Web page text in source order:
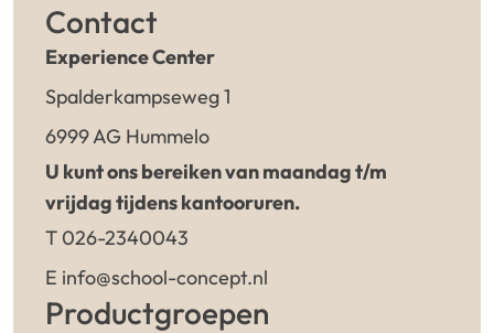
Contact
Experience Center
Spalderkampseweg 1
6999 AG Hummelo
U kunt ons bereiken van maandag t/m
vrijdag tijdens kantooruren.
T 026-2340043
E info@school-concept.nl
Productgroepen